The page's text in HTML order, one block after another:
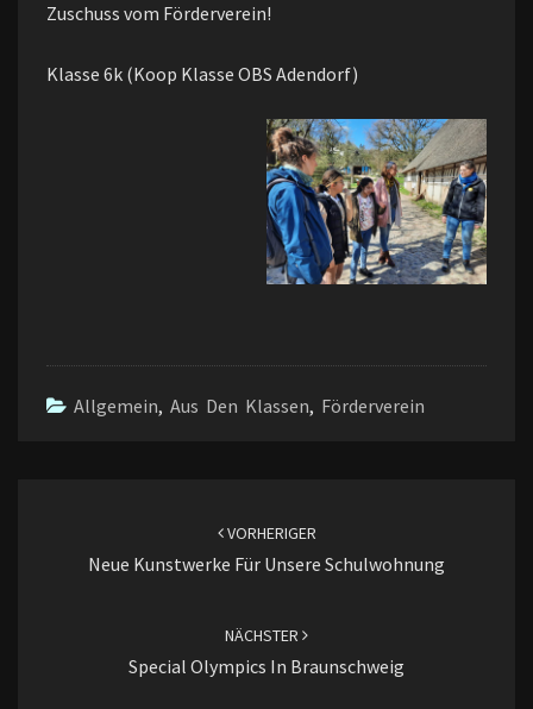
Zuschuss vom Förderverein!
Klasse 6k (Koop Klasse OBS Adendorf)
Allgemein, Aus Den Klassen, Förderverein
VORHERIGER
Neue Kunstwerke Für Unsere Schulwohnung
NÄCHSTER
Special Olympics In Braunschweig